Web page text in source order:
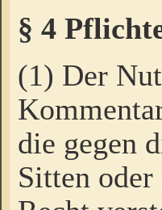
§ 4
(1) Der
die gegen
Sitten oder